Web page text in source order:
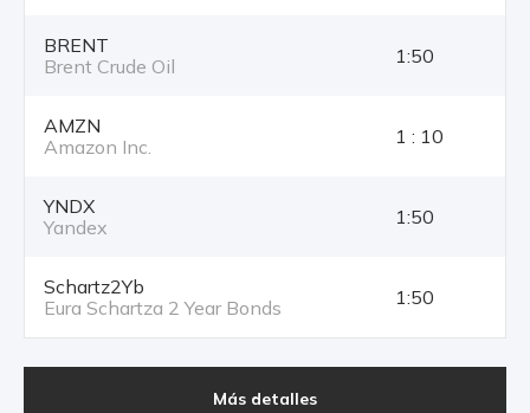
BRENT
Brent Crude Oil
1:50
AMZN
Amazon Inc.
1 : 10
YNDX
Yandex
1:50
Schartz2Yb
Eura Schartza 2 Year Bonds
1:50
Más detalles